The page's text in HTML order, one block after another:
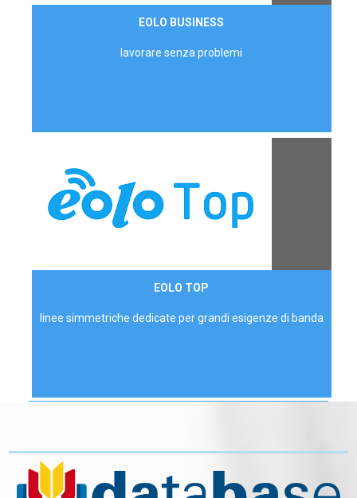
EOLO BUSINESS
lavorare senza problemi
EOLO TOP
linee simmetriche dedicate per grandi esigenze di banda